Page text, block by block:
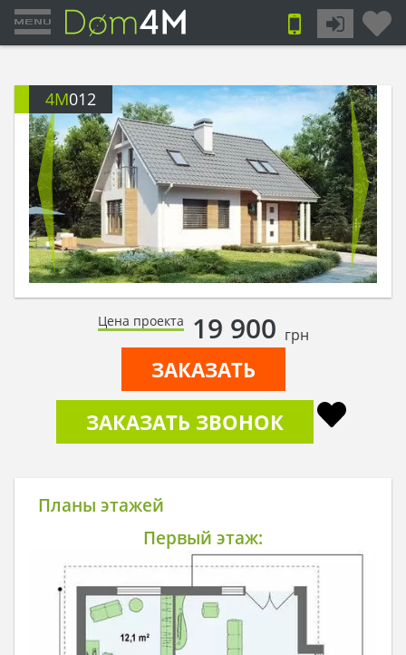
4M012
Цена проекта 19 900 грн
ЗАКАЗАТЬ
ЗАКАЗАТЬ ЗВОНОК
Планы этажей
Первый этаж: